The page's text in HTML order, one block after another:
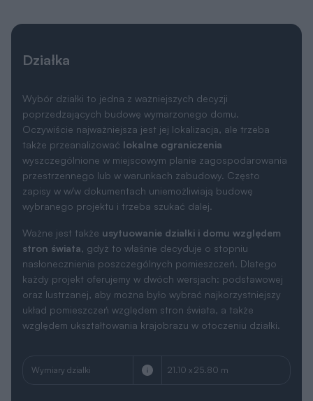
Działka
Wybór działki to jedna z ważniejszych decyzji
poprzedzających budowę wymarzonego domu.
Oczywiście najważniejsza jest jej lokalizacja, ale trzeba
także przeanalizować lokalne ograniczenia
wyszczególnione w miejscowym planie zagospodarowania
przestrzennego lub w warunkach zabudowy. Często
zapisy w w/w dokumentach uniemożliwiają budowę
wybranego projektu i trzeba szukać dalej.
Ważne jest także usytuowanie działki i domu względem
stron świata, gdyż to właśnie decyduje o stopniu
nasłonecznienia poszczególnych pomieszczeń. Dlatego
każdy projekt oferujemy w dwóch wersjach: podstawowej
oraz lustrzanej, aby można było wybrać najkorzystniejszy
układ pomieszczeń względem stron świata, a także
względem ukształtowania krajobrazu w otoczeniu działki.
Wymiary działki 21.10 x 25.80 m